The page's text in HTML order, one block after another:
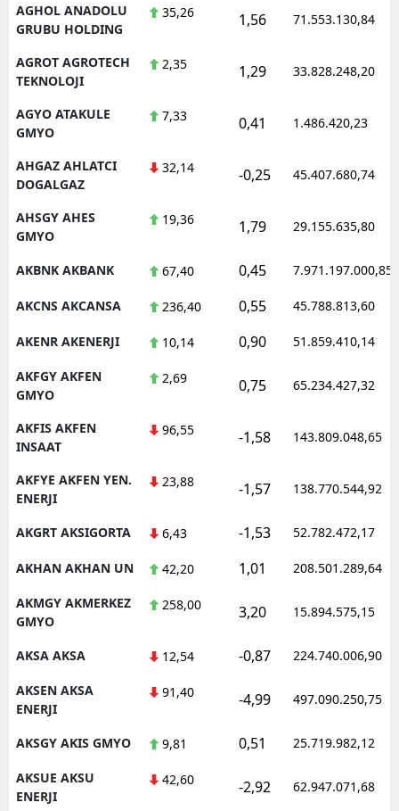
AGHOL ANADOLU
GRUBU HOLDING
35,26 1,56 71.553.130,84
AGROT AGROTECH
TEKNOLOJI
2,35 1,29 33.828.248,20
AGYO ATAKULE
GMYO
7,33 0,41 1.486.420,23
AHGAZ AHLATCI
DOGALGAZ
32,14 -0,25 45.407.680,74
AHSGY AHES
GMYO
19,36 1,79 29.155.635,80
AKBNK AKBANK 67,40 0,45 7.971.197.000,85
AKCNS AKCANSA 236,40 0,55 45.788.813,60
AKENR AKENERJI 10,14 0,90 51.859.410,14
AKFGY AKFEN
GMYO
2,69 0,75 65.234.427,32
AKFIS AKFEN
INSAAT
96,55 -1,58 143.809.048,65
AKFYE AKFEN YEN.
ENERJI
23,88 -1,57 138.770.544,92
AKGRT AKSIGORTA 6,43 -1,53 52.782.472,17
AKHAN AKHAN UN 42,20 1,01 208.501.289,64
AKMGY AKMERKEZ
GMYO
258,00 3,20 15.894.575,15
AKSA AKSA 12,54 -0,87 224.740.006,90
AKSEN AKSA
ENERJI
91,40 -4,99 497.090.250,75
AKSGY AKIS GMYO 9,81 0,51 25.719.982,12
AKSUE AKSU
ENERJI
42,60 -2,92 62.947.071,68